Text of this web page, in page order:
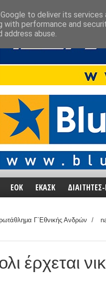
ΕΟΚ ΕΚΑΣΚ
Γ΄Εθνικής Ανδρών /
έρχεται
to deliver its
with performance and
abuse.